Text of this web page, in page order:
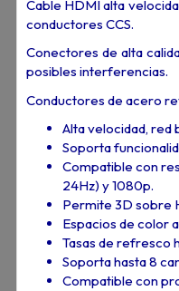
Cable HDMI alta
conductores CCS.
Conectores de alta
posibles interferencias.
Conductores de acero
Alta velocidad, red
Soporta
Compatible con
24Hz) y 1080p.
Permite 3D sobre
Espacios de color
Tasas de refresco
Soporta hasta 8
Compatible con